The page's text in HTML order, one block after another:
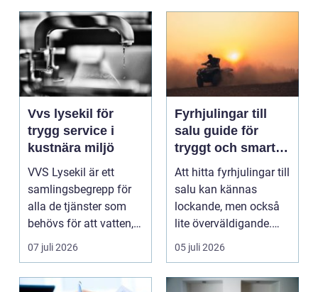
Vvs lysekil för
trygg service i
kustnära miljö
VVS Lysekil är ett
samlingsbegrepp för
alla de tjänster som
behövs för att vatten,
värme och avlopp ...
07 juli 2026
Fyrhjulingar till
salu guide för
tryggt och smart
köp
Att hitta fyrhjulingar till
salu kan kännas
lockande, men också
lite överväldigande.
Utbudet är stor...
05 juli 2026